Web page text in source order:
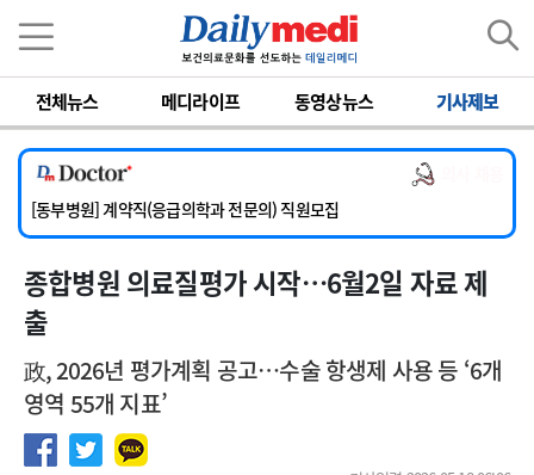
전체뉴스 메디라이프 동영상뉴스 기사제보
[서울아산병원] 2026년 하반기 인턴 모집
[영남대학교의료원] 마취통증의학과 임기제 임상의사 채용
[충남대학교병원] 소아청소년과(소아응급전담) 계약직 의사 공개채용
[동부병원] 계약직(응급의학과 전문의) 직원모집
[이대목동병원] 하반기 전공의(레지던트1년차) 모집
[서울아산병원] 2026년 하반기 인턴 모집
[영남대학교의료원] 마취통증의학과 임기제 임상의사 채용
종합병원 의료질평가 시작…6월2일 자료 제
출
政, 2026년 평가계획 공고…수술 항생제 사용 등 ‘6개
영역 55개 지표’